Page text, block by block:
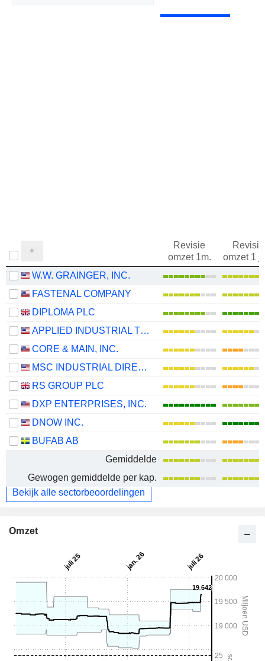
Revisie
omzet 1m.
Revisie
omzet 1
W.W. GRAINGER, INC.
FASTENAL COMPANY
DIPLOMA PLC
APPLIED INDUSTRIAL TECHNOLOGIES, INC.
CORE & MAIN, INC.
MSC INDUSTRIAL DIRECT CO., INC.
RS GROUP PLC
DXP ENTERPRISES, INC.
DNOW INC.
BUFAB AB
Gemiddelde
Gewogen gemiddelde per kap.
Bekijk alle sectorbeoordelingen
Omzet